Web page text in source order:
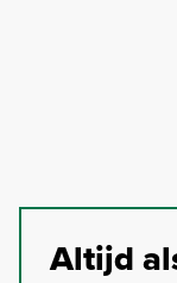
Altijd